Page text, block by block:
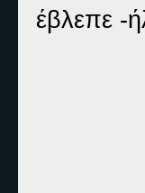
έβλεπε -